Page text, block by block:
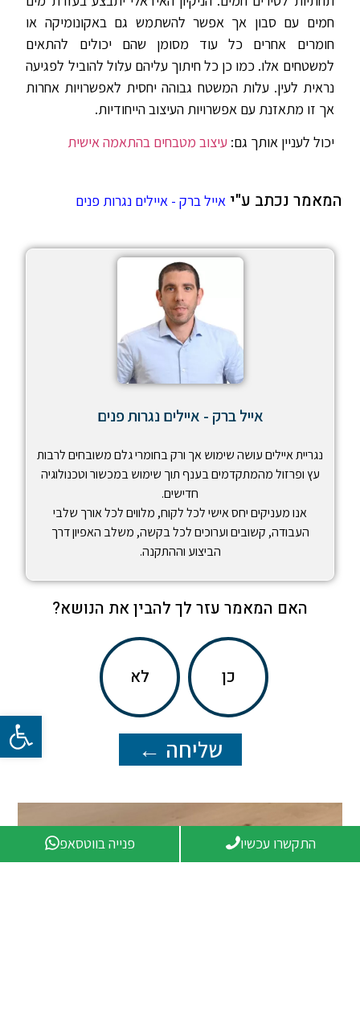
פתח
חמים עם סבון אך אפשר להשתמש גם באקונומיקה או
חומרים אחרים כל עוד מסומן שהם יכולים להתאים
למשטחים אלו. כמו כן כל חיתוך עליהם עלול להוביל לפגיעה
נראית לעין. עלות המשטח גבוהה יחסית לאפשרויות אחרות
אך זו מתאזנת עם אפשרויות העיצוב הייחודיות.
יכול לעניין אותך גם: עיצוב מטבחים בהתאמה אישית
המאמר נכתב ע"יאייל ברק - איילים נגרות פנים
אייל ברק - איילים נגרות פנים
נגריית איילים עושה שימוש אך ורק בחומרי גלם משובחים לרבות
עץ ופרזול מהמתקדמים בענף תוך שימוש במכשור וטכנולוגיה
חדישים.
אנו מעניקים יחס אישי לכל לקוח, מלווים לכל אורך שלבי
העבודה, קשובים וערוכים לכל בקשה, משלב האפיון דרך
הביצוע וההתקנה.
האם המאמר עזר לך להבין את הנושא?
כן לא
שליחה ←
התקשרו עכשיו פנייה בווטסאפ